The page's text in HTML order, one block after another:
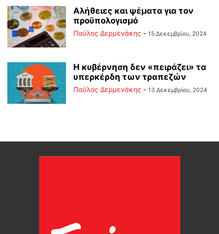
Αλήθειες και ψέματα για τον
προϋπολογισμό
Παύλος Δερμενάκης - 15 Δεκεμβρίου, 2024
Η κυβέρνηση δεν «πειράζει» τα
υπερκέρδη των τραπεζών
Παύλος Δερμενάκης - 13 Δεκεμβρίου, 2024